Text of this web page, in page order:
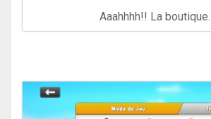
Aaahhhh!! La boutique….